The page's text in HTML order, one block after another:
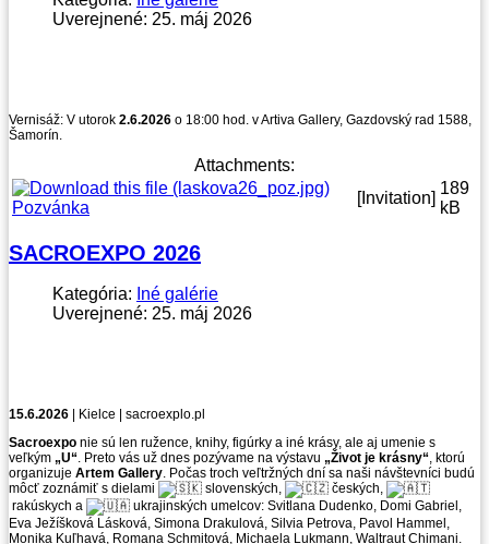
Uverejnené: 25. máj 2026
Vernisáž: V utorok 2.6.2026 o 18:00 hod. v Artiva Gallery, Gazdovský rad 1588,
Šamorín.
Attachments:
Pozvánka
[Invitation]
189
kB
SACROEXPO 2026
Kategória: Iné galérie
Uverejnené: 25. máj 2026
15.6.2026 | Kielce | sacroexplo.pl
Sacroexpo nie sú len ružence, knihy, figúrky a iné krásy, ale aj umenie s
veľkým „U“. Preto vás už dnes pozývame na výstavu „Život je krásny“, ktorú
organizuje Artem Gallery. Počas troch veľtržných dní sa naši návštevníci budú
môcť zoznámiť s dielami
slovenských,
českých,
rakúskych a
ukrajinských umelcov: Svitlana Dudenko, Domi Gabriel,
Eva Ježíšková Lásková, Simona Drakulová, Silvia Petrova, Pavol Hammel,
Monika Kuľhavá, Romana Schmitová, Michaela Lukmann, Waltraut Chimani.